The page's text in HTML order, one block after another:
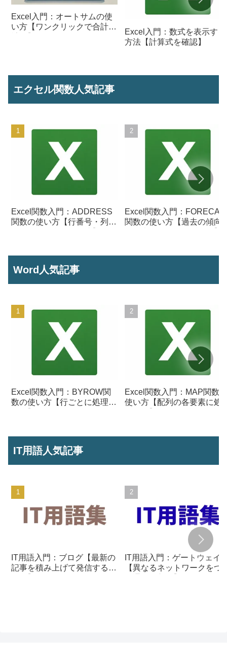
Excel入門：オートサムの使
い方【ワンクリックで合計を
Excel入門：数式を表示する
方法【計算式を確認】
エクセル関数人気記事
Excel関数入門：ADDRESS
関数の使い方【行番号・列番
Excel関数入門：
関数の使い方【過去の傾向
Word人気記事
Excel関数入門：BYROW関
数の使い方【行ごとに処理を
Excel関数入門：MAP関数の
使い方【配列の各要素に処
IT用語人気記事
IT用語入門：ブログ【最新の
記事を積み上げて発信する仕
IT用語入門：ゲートウェイ
【異なるネットワークをつ